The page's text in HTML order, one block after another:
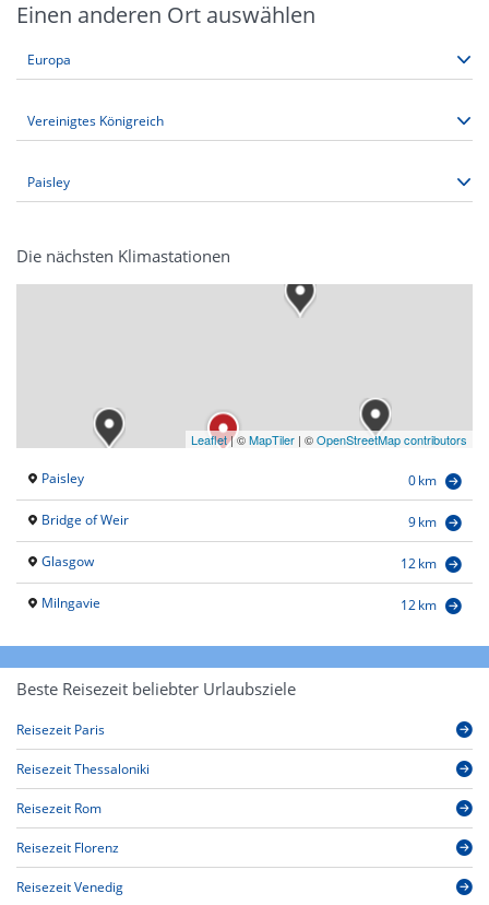
Einen anderen Ort auswählen
Die nächsten Klimastationen
Leaflet|©MapTiler | ©OpenStreetMap contributors
Paisley 0 km
Bridge of Weir 9 km
Glasgow 12 km
Milngavie 12 km
Beste Reisezeit beliebter Urlaubsziele
Reisezeit Paris
Reisezeit Thessaloniki
Reisezeit Rom
Reisezeit Florenz
Reisezeit Venedig